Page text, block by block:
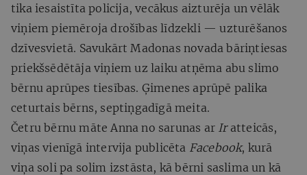
tika iesaistīta policija, vecākus aizturēja un vēlāk
viņiem piemēroja drošības līdzekli — uzturēšanos
dzīvesvietā. Savukārt Madonas novada bāriņtiesas
priekšsēdētāja viņiem uz laiku atņēma abu slimo
bērnu aprūpes tiesības. Ģimenes aprūpē palika
ceturtais bērns, septiņgadīgā meita.
Četru bērnu māte Anna no sarunas ar Iratteicās,
viņas vienīgā intervija publicēta Facebook, kurā
viņa soli pa solim izstāsta, kā bērni saslima un kā